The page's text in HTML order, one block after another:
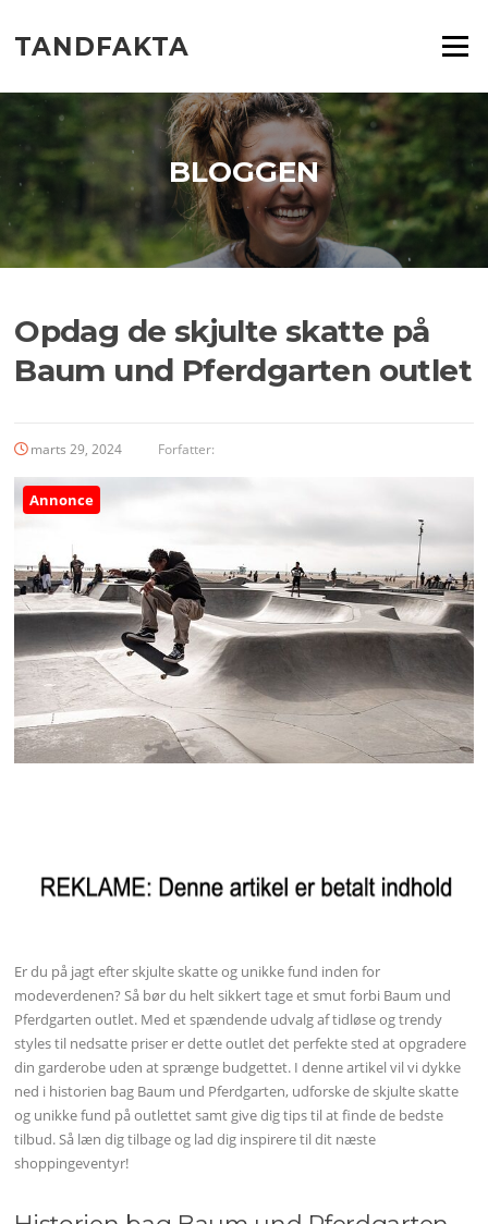
indhold
TANDFAKTA Menu
BLOGGEN
Opdag de skjulte skatte på
Baum und Pferdgarten outlet
marts 29, 2024 Forfatter:
Annonce
Er du på jagt efter skjulte skatte og unikke fund inden for
modeverdenen? Så bør du helt sikkert tage et smut forbi Baum und
Pferdgarten outlet. Med et spændende udvalg af tidløse og trendy
styles til nedsatte priser er dette outlet det perfekte sted at opgradere
din garderobe uden at sprænge budgettet. I denne artikel vil vi dykke
ned i historien bag Baum und Pferdgarten, udforske de skjulte skatte
og unikke fund på outlettet samt give dig tips til at finde de bedste
tilbud. Så læn dig tilbage og lad dig inspirere til dit næste
shoppingeventyr!